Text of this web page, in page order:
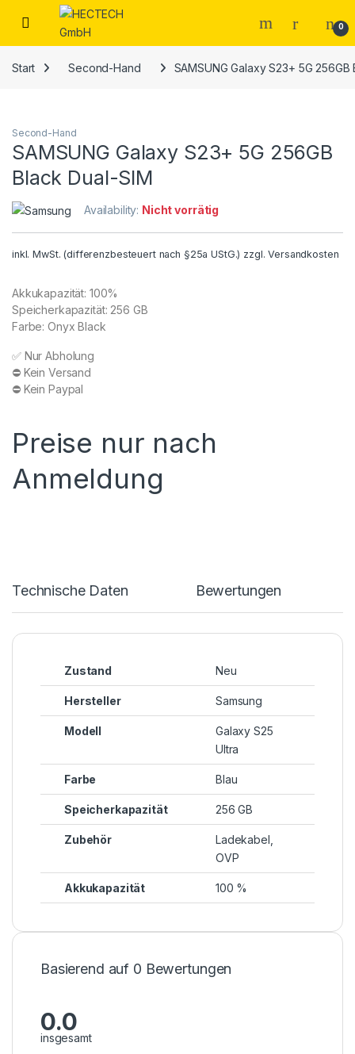
Open 0
Start Second-Hand SAMSUNG Galaxy S23+ 5G
Second-Hand
SAMSUNG Galaxy S23+ 5G 256GB
Black Dual-SIM
Availability: Nicht vorrätig
inkl. MwSt. (differenzbesteuert nach §25a UStG.) zzgl.Versandkosten
Akkukapazität: 100%
Speicherkapazität: 256 GB
Farbe: Onyx Black
✅ Nur Abholung
⛔️ Kein Versand
⛔️ Kein Paypal
Preise nur nach
Anmeldung
Technische Daten Bewertungen
Zustand Neu
Hersteller Samsung
Modell
Galaxy S25
Ultra
Farbe Blau
Speicherkapazität 256 GB
Zubehör
Ladekabel,
OVP
Akkukapazität 100 %
Basierend auf 0 Bewertungen
0.0
insgesamt